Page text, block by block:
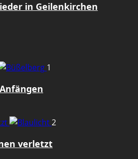
in Geilenkirchen
1
2
verletzt